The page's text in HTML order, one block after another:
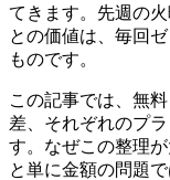
てきます。先週の
との価値は、毎回
ものです。
この記事では、無
差、それぞれのプ
す。なぜこの整理
と単に金額の問題